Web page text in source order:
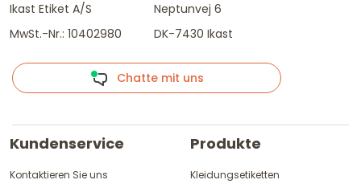
Ikast Etiket A/S
MwSt.-Nr.: 10402980
Neptunvej 6
DK-7430 Ikast
Chatte mit uns
Kundenservice
Kontaktieren Sie uns
Produkte
Kleidungsetiketten